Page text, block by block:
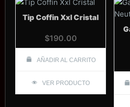
Tip Coffin Xxl Cristal
$190.00
AÑADIR AL CARRITO
VER PRODUCTO